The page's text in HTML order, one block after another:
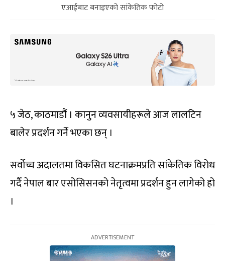
एआईबाट बनाइएको सांकेतिक फोटो
५ जेठ, काठमाडौं । कानुन व्यवसायीहरूले आज लालटिन
बालेर प्रदर्शन गर्ने भएका छन् ।
सर्वोच्च अदालतमा विकसित घटनाक्रमप्रति सांकेतिक विरोध
गर्दै नेपाल बार एसोसिसनको नेतृत्वमा प्रदर्शन हुन लागेको हो
।